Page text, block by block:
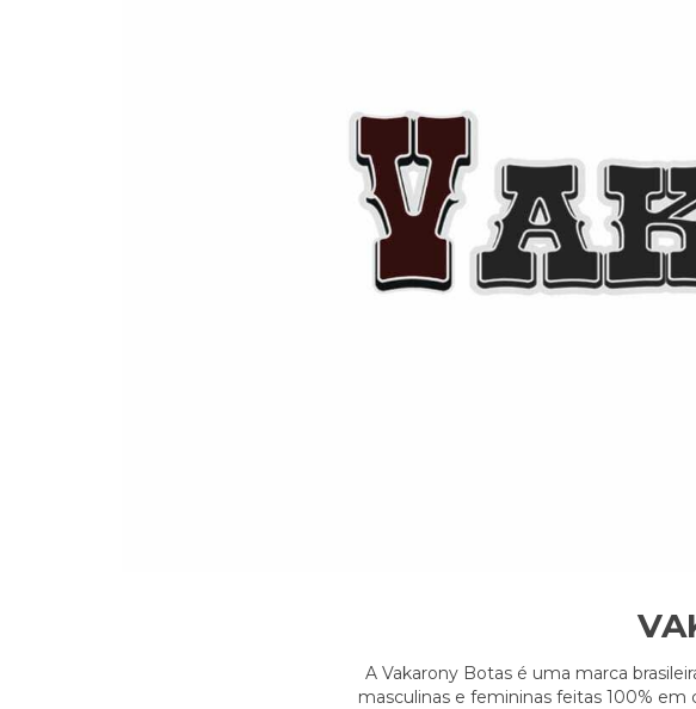
A Vakarony Botas é uma marca
masculinas e femininas feitas 100%